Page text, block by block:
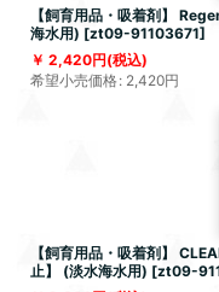
【飼育用品・吸着剤】
海水用) [zt09-91103671]
2,420円(税込)
希望小売価格: 2,420円
【飼育用品・吸着剤】
止】 (淡水海水用) [zt09-